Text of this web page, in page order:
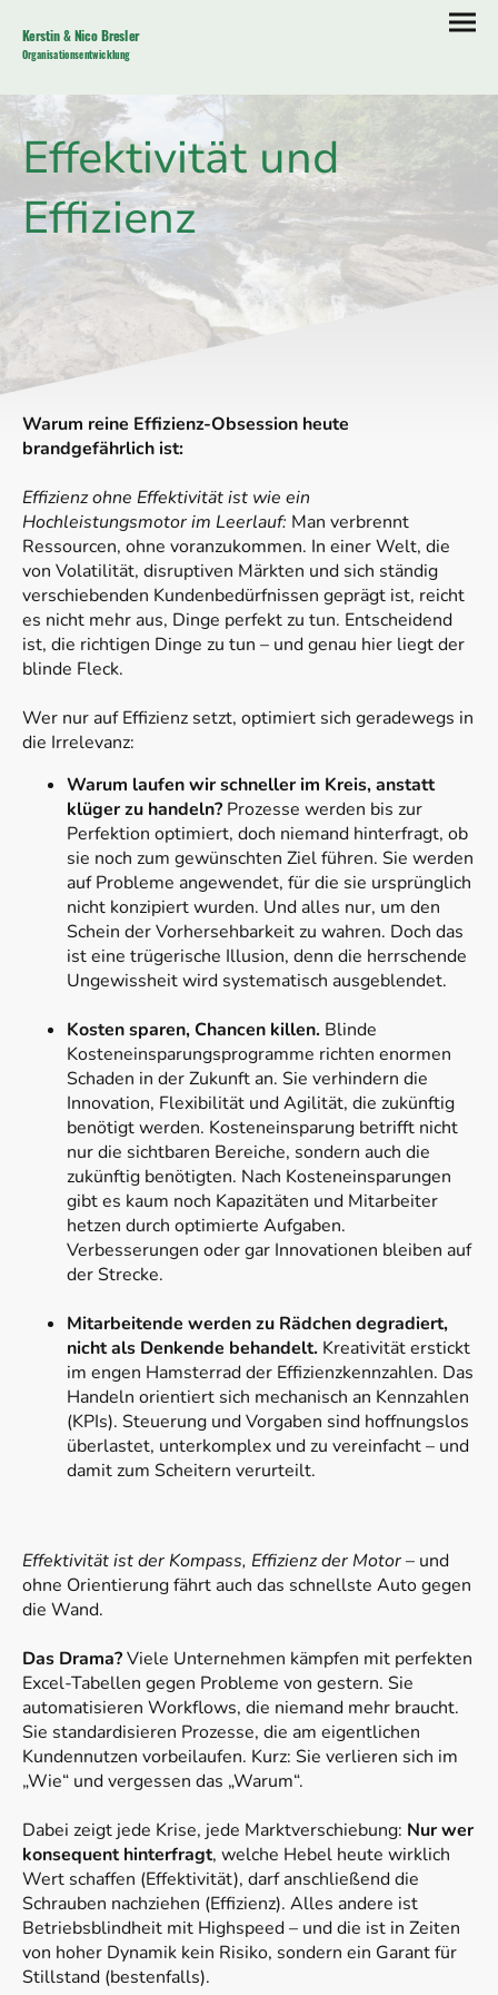
Kerstin & Nico Bresler
Organisationsentwicklung
Effektivität und
Effizienz
Warum reine Effizienz-Obsession heute
brandgefährlich ist:
Effizienz ohne Effektivität ist wie ein
Hochleistungsmotor im Leerlauf: Man verbrennt
Ressourcen, ohne voranzukommen. In einer Welt, die
von Volatilität, disruptiven Märkten und sich ständig
verschiebenden Kundenbedürfnissen geprägt ist, reicht
es nicht mehr aus, Dinge perfekt zu tun. Entscheidend
ist, die richtigen Dinge zu tun – und genau hier liegt der
blinde Fleck.
Wer nur auf Effizienz setzt, optimiert sich geradewegs in
die Irrelevanz:
Warum laufen wir schneller im Kreis, anstatt
klüger zu handeln? Prozesse werden bis zur
Perfektion optimiert, doch niemand hinterfragt, ob
sie noch zum gewünschten Ziel führen. Sie werden
auf Probleme angewendet, für die sie ursprünglich
nicht konzipiert wurden. Und alles nur, um den
Schein der Vorhersehbarkeit zu wahren. Doch das
ist eine trügerische Illusion, denn die herrschende
Ungewissheit wird systematisch ausgeblendet.
Kosten sparen, Chancen killen. Blinde
Kosteneinsparungsprogramme richten enormen
Schaden in der Zukunft an. Sie verhindern die
Innovation, Flexibilität und Agilität, die zukünftig
benötigt werden. Kosteneinsparung betrifft nicht
nur die sichtbaren Bereiche, sondern auch die
zukünftig benötigten. Nach Kosteneinsparungen
gibt es kaum noch Kapazitäten und Mitarbeiter
hetzen durch optimierte Aufgaben.
Verbesserungen oder gar Innovationen bleiben auf
der Strecke.
Mitarbeitende werden zu Rädchen degradiert,
nicht als Denkende behandelt. Kreativität erstickt
im engen Hamsterrad der Effizienzkennzahlen. Das
Handeln orientiert sich mechanisch an Kennzahlen
(KPIs). Steuerung und Vorgaben sind hoffnungslos
überlastet, unterkomplex und zu vereinfacht – und
damit zum Scheitern verurteilt.
Effektivität ist der Kompass, Effizienz der Motor– und
ohne Orientierung fährt auch das schnellste Auto gegen
die Wand.
Das Drama?Viele Unternehmen kämpfen mit perfekten
Excel-Tabellen gegen Probleme von gestern. Sie
automatisieren Workflows, die niemand mehr braucht.
Sie standardisieren Prozesse, die am eigentlichen
Kundennutzen vorbeilaufen. Kurz: Sie verlieren sich im
„Wie“ und vergessen das „Warum“.
Dabei zeigt jede Krise, jede Marktverschiebung: Nur wer
konsequent hinterfragt, welche Hebel heute wirklich
Wert schaffen (Effektivität), darf anschließend die
Schrauben nachziehen (Effizienz). Alles andere ist
Betriebsblindheit mit Highspeed – und die ist in Zeiten
von hoher Dynamik kein Risiko, sondern ein Garant für
Stillstand (bestenfalls).